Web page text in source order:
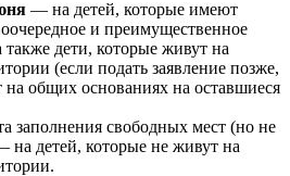
— на детей, которые имеют
и преимущественное
также дети, которые живут на
(если подать заявление позже,
на общих основаниях на оставшиеся
заполнения свободных мест (но не
на детей, которые не живут на